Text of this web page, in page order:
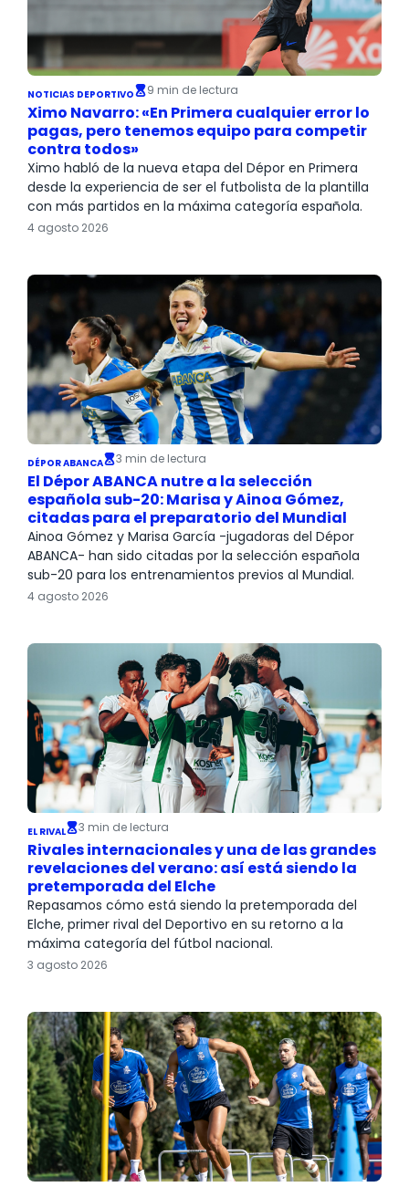
NOTICIAS DEPORTIVO 9 min de lectura
Ximo Navarro: «En Primera cualquier error lo
pagas, pero tenemos equipo para competir
contra todos»
Ximo habló de la nueva etapa del Dépor en Primera
desde la experiencia de ser el futbolista de la plantilla
con más partidos en la máxima categoría española.
4 agosto 2026
DÉPOR ABANCA 3 min de lectura
El Dépor ABANCA nutre a la selección
española sub-20: Marisa y Ainoa Gómez,
citadas para el preparatorio del Mundial
Ainoa Gómez y Marisa García -jugadoras del Dépor
ABANCA- han sido citadas por la selección española
sub-20 para los entrenamientos previos al Mundial.
4 agosto 2026
EL RIVAL 3 min de lectura
Rivales internacionales y una de las grandes
revelaciones del verano: así está siendo la
pretemporada del Elche
Repasamos cómo está siendo la pretemporada del
Elche, primer rival del Deportivo en su retorno a la
máxima categoría del fútbol nacional.
3 agosto 2026